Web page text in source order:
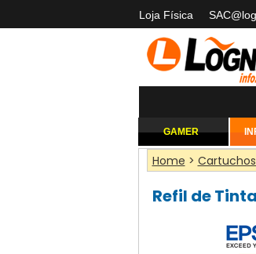
Loja Física
GAMER
Home >
Refil de